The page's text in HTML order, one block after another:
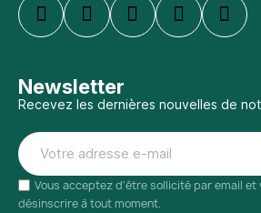
Newsletter
Recevez les dernières nouvelles de
Vous acceptez d'être sollicité par email et
désinscrire à tout moment.